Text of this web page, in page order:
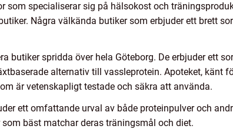
som specialiserar sig på hälsokost och
Några välkända butiker som erbjuder ett brett
butiker spridda över hela Göteborg. De erbjuder ett
alternativ till vassleprotein. Apoteket, känt
är vetenskapligt testade och säkra att använda.
ett omfattande urval av både proteinpulver och
bäst matchar deras träningsmål och diet.